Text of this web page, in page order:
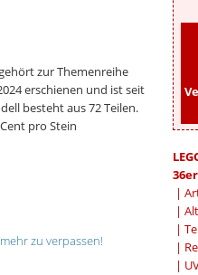
|
|
|
|
|
zur Themenreihe
erschienen und ist seit
besteht aus 72 Teilen.
pro Stein
zu verpassen!